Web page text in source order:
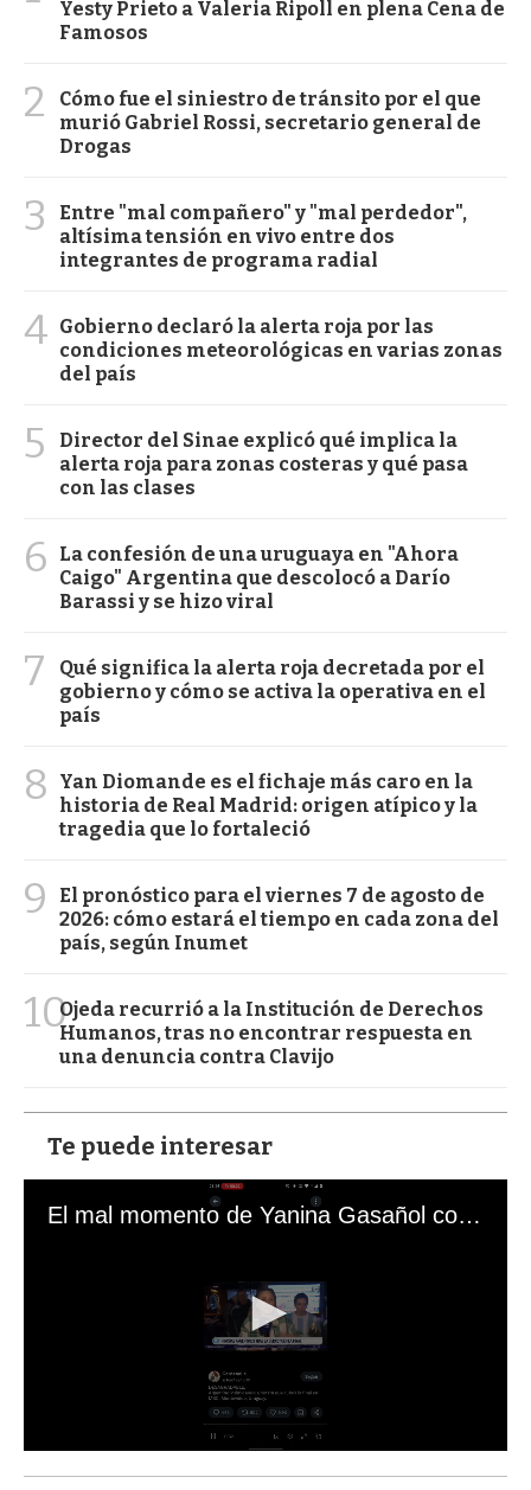
Yesty Prieto a Valeria Ripoll en plena Cena de
Famosos
2
Cómo fue el siniestro de tránsito por el que
murió Gabriel Rossi, secretario general de
Drogas
3
Entre "mal compañero" y "mal perdedor",
altísima tensión en vivo entre dos
integrantes de programa radial
4 Gobierno declaró la alerta roja por las
condiciones meteorológicas en varias zonas
del país
5
Director del Sinae explicó qué implica la
alerta roja para zonas costeras y qué pasa
con las clases
6
La confesión de una uruguaya en "Ahora
Caigo" Argentina que descolocó a Darío
Barassi y se hizo viral
7
Qué significa la alerta roja decretada por el
gobierno y cómo se activa la operativa en el
país
8
Yan Diomande es el fichaje más caro en la
historia de Real Madrid: origen atípico y la
tragedia que lo fortaleció
9
El pronóstico para el viernes 7 de agosto de
2026: cómo estará el tiempo en cada zona del
país, según Inumet
10Ojeda recurrió a la Institución de Derechos
Humanos, tras no encontrar respuesta en
una denuncia contra Clavijo
Te puede interesar
El mal momento de Yanina Gasañol con un hincha argentino en "Subrayado"
s